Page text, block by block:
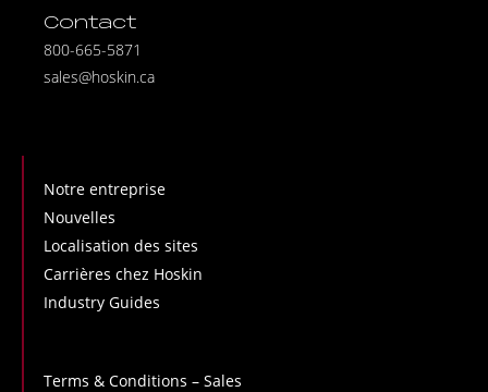
Contact
800-665-5871
sales@hoskin.ca
Notre entreprise
Nouvelles
Localisation des sites
Carrières chez Hoskin
Industry Guides
Terms & Conditions – Sales